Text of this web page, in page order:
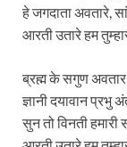
हे जगदाता अवतारे,
आरती उतारे हम
ब्रह्म के सगुण अवतार
ज्ञानी दयावान प्रभु
सुन तो विनती हमारी